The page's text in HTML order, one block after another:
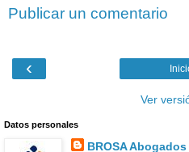
Publicar un comentario
‹
Ver
Datos personales
BROSA